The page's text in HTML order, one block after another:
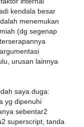
kendala besar
menemukan
(dg segenap
urusan lainnya
saya duga:
yg dipenuhi
sebentar2
superscript, tanda